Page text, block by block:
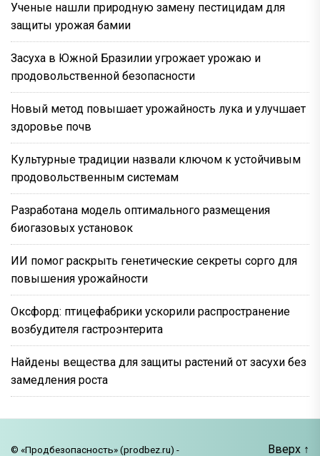
Ученые нашли природную замену пестицидам для
защиты урожая бамии
Засуха в Южной Бразилии угрожает урожаю и
продовольственной безопасности
Новый метод повышает урожайность лука и улучшает
здоровье почв
Культурные традиции назвали ключом к устойчивым
продовольственным системам
Разработана модель оптимального размещения
биогазовых установок
ИИ помог раскрыть генетические секреты сорго для
повышения урожайности
Оксфорд: птицефабрики ускорили распространение
возбудителя гастроэнтерита
Найдены вещества для защиты растений от засухи без
замедления роста
© «Продбезопасность» (prodbez.ru) - Вверх ↑